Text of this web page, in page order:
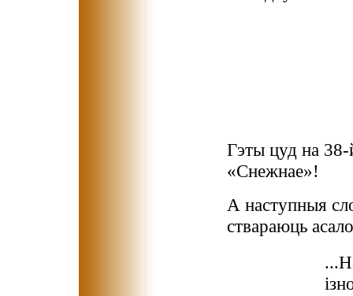
Гэты цуд на 38-
«Снежнае»!
А наступныя
ствараюць